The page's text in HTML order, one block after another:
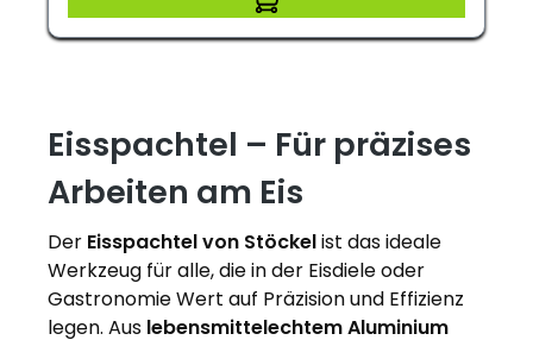
Eisspachtel – Für präzises
Arbeiten am Eis
Der Eisspachtel von Stöckelist das ideale
Werkzeug für alle, die in der Eisdiele oder
Gastronomie Wert auf Präzision und Effizienz
legen. Aus lebensmittelechtem Aluminium